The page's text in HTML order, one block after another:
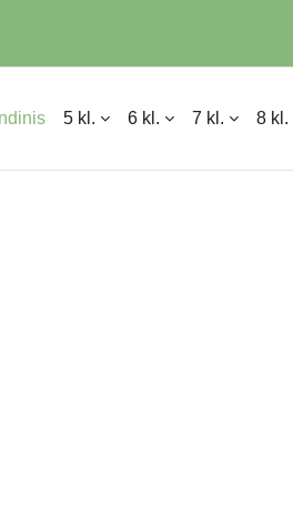
5 kl. 6 kl. 7 kl. 8 kl.